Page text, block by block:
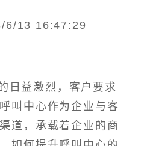
6/13 16:47:29
日益激烈，客户要求
叫中心作为企业与客
道，承载着企业的商